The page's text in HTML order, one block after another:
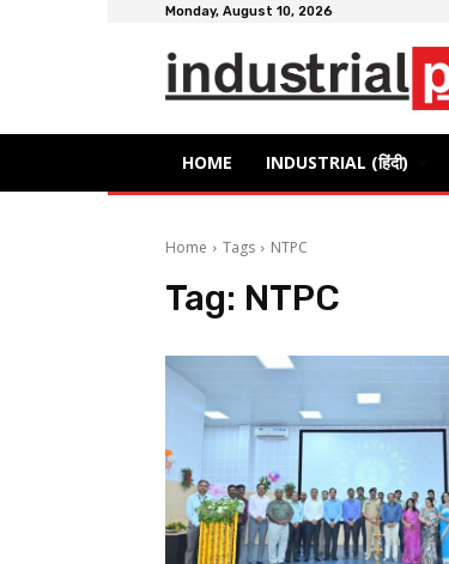
Monday, August 10, 2026
HOME INDUSTRIAL (हिंदी)
Home Tags NTPC
Tag: NTPC